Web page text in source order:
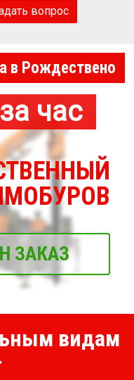
вопрос
в Рождествено
час
ЗАКАЗ
видам